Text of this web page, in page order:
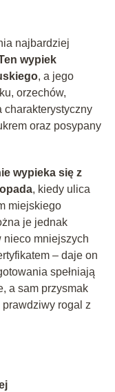
najbardziej
wypiek
, a jego
orzechów,
charakterystyczny
oraz posypany
wypieka się z
, kiedy ulica
miejskiego
je jednak
nieco mniejszych
– daje on
spełniają
a sam przysmak
rogal z